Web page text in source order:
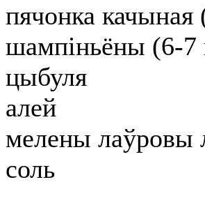
пячонка качыная
шампіньёны (6-
цыбуля
алей
мелены лаўровы
соль